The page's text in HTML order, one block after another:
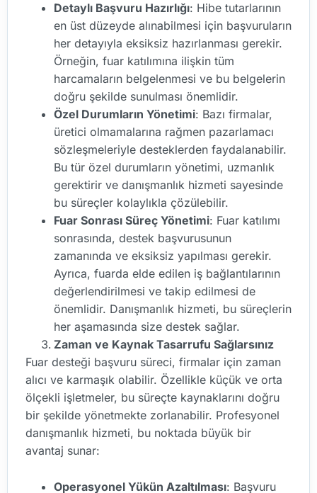
Detaylı Başvuru Hazırlığı: Hibe tutarlarının
en üst düzeyde alınabilmesi için başvuruların
her detayıyla eksiksiz hazırlanması gerekir.
Örneğin, fuar katılımına ilişkin tüm
harcamaların belgelenmesi ve bu belgelerin
doğru şekilde sunulması önemlidir.
Özel Durumların Yönetimi: Bazı firmalar,
üretici olmamalarına rağmen pazarlamacı
sözleşmeleriyle desteklerden faydalanabilir.
Bu tür özel durumların yönetimi, uzmanlık
gerektirir ve danışmanlık hizmeti sayesinde
bu süreçler kolaylıkla çözülebilir.
Fuar Sonrası Süreç Yönetimi: Fuar katılımı
sonrasında, destek başvurusunun
zamanında ve eksiksiz yapılması gerekir.
Ayrıca, fuarda elde edilen iş bağlantılarının
değerlendirilmesi ve takip edilmesi de
önemlidir. Danışmanlık hizmeti, bu süreçlerin
her aşamasında size destek sağlar.
Zaman ve Kaynak Tasarrufu Sağlarsınız
Fuar desteği başvuru süreci, firmalar için zaman
alıcı ve karmaşık olabilir. Özellikle küçük ve orta
ölçekli işletmeler, bu süreçte kaynaklarını doğru
bir şekilde yönetmekte zorlanabilir. Profesyonel
danışmanlık hizmeti, bu noktada büyük bir
avantaj sunar:
Operasyonel Yükün Azaltılması: Başvuru